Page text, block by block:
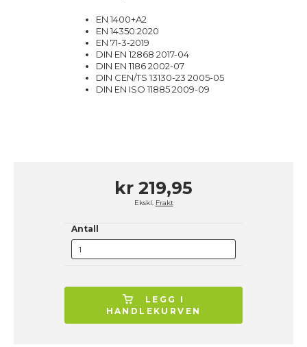
EN 1400+A2
EN 14350:2020
EN 71-3-2019
DIN EN 12868 2017-04
DIN EN 1186 2002-07
DIN CEN/TS 13130-23 2005-05
DIN EN ISO 11885 2009-09
kr 219,95
Ekskl. Frakt
Antall
LEGG I
HANDLEKURVEN